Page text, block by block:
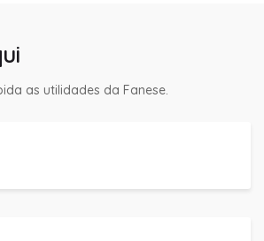
as utilidades da Fanese.